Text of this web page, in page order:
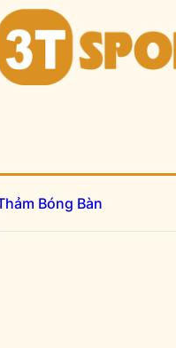
Bóng Bàn